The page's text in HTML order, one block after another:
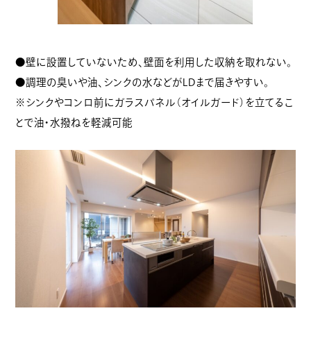
●壁に設置していないため、壁面を利用した収納を取れない。
●調理の臭いや油、シンクの水などがLDまで届きやすい。
※シンクやコンロ前にガラスパネル（オイルガード）を立てるこ
とで油・水撥ねを軽減可能